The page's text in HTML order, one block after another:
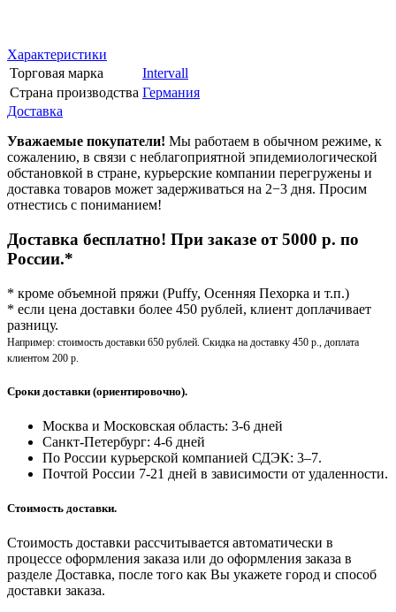
Характеристики
Торговая марка
Intervall
Страна производства Германия
Доставка
Уважаемые покупатели! Мы работаем в обычном режиме, к
сожалению, в связи с неблагоприятной эпидемиологической
обстановкой в стране, курьерские компании перегружены и
доставка товаров может задерживаться на 2−3 дня. Просим
отнестись с пониманием!
Доставка бесплатно! При заказе от 5000 р. по
России.*
* кроме объемной пряжи (Puffy, Осенняя Пехорка и т.п.)
* если цена доставки более 450 рублей, клиент доплачивает
разницу.
Например: стоимость доставки 650 рублей. Скидка на доставку 450 р., доплата
клиентом 200 р.
Сроки доставки (ориентировочно).
Москва и Московская область: 3-6 дней
Санкт-Петербург: 4-6 дней
По России курьерской компанией СДЭК: 3–7.
Почтой России 7-21 дней в зависимости от удаленности.
Стоимость доставки.
Стоимость доставки рассчитывается автоматически в
процессе оформления заказа или до оформления заказа в
разделе Доставка, после того как Вы укажете город и способ
доставки заказа.